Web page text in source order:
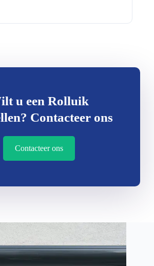
u een Rolluik
Contacteer ons
Contacteer ons